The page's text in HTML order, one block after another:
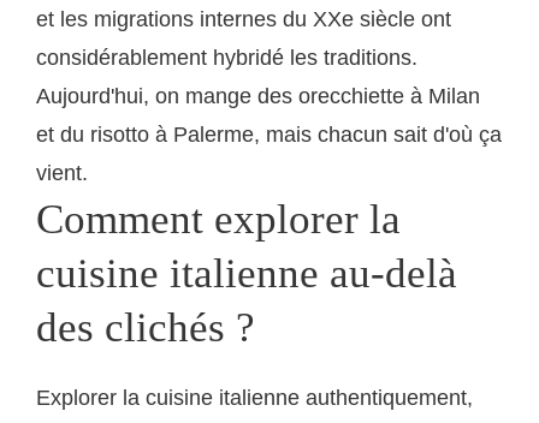
et les migrations internes du XXe siècle ont
considérablement hybridé les traditions.
Aujourd'hui, on mange des orecchiette à Milan
et du risotto à Palerme, mais chacun sait d'où ça
vient.
Comment explorer la
cuisine italienne au-delà
des clichés ?
Explorer la cuisine italienne authentiquement,